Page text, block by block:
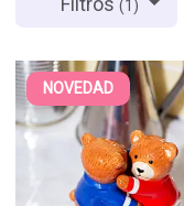
(1)
NOVEDAD